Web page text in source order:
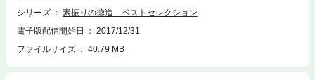
シリーズ
素振りの徳造 ベストセレクション
電子版配信開始日
2017/12/31
ファイルサイズ
40.79 MB